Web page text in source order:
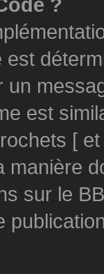
?
est
est
[
manière
sur le